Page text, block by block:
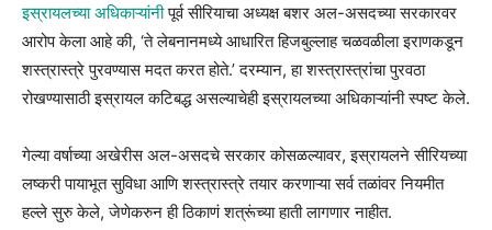
इस्रायलच्या अधिकाऱ्यांनीपूर्व सीरियाचा अध्यक्ष बशर अल-असदच्या सरकारवर
आरोप केला आहे की, ‘ते लेबनानमध्ये आधारित हिजबुल्लाह चळवळीला इराणकडून
शस्त्रास्त्रे पुरवण्यास मदत करत होते.’ दरम्यान, हा शस्त्रास्त्रांचा पुरवठा
रोखण्यासाठी इस्रायल कटिबद्ध असल्याचेही इस्रायलच्या अधिकाऱ्यांनी स्पष्ट केले.
गेल्या वर्षाच्या अखेरीस अल-असदचे सरकार कोसळल्यावर, इस्रायलने सीरियच्या
लष्करी पायाभूत सुविधा आणि शस्त्रास्त्रे तयार करणाऱ्या सर्व तळांवर नियमीत
हल्ले सुरु केले, जेणेकरुन ही ठिकाणं शत्रूंच्या हाती लागणार नाहीत.